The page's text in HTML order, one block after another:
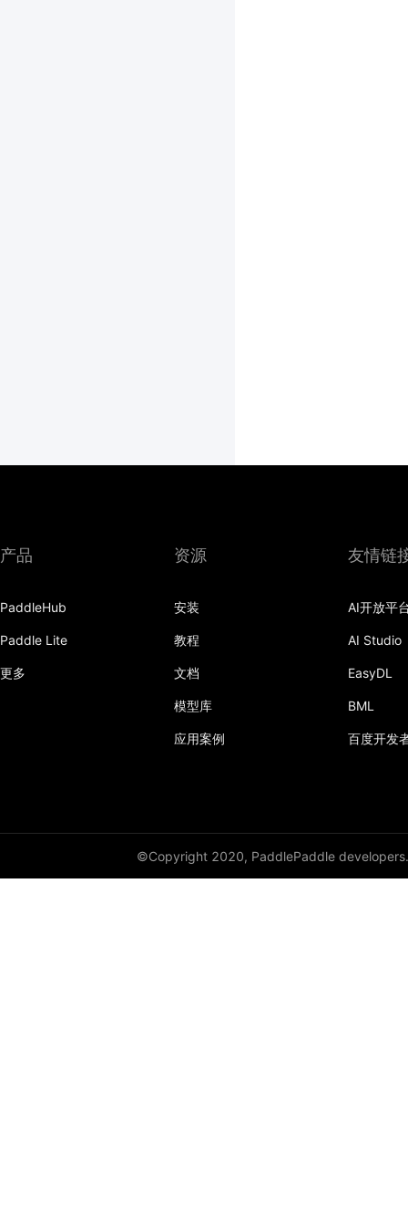
产品
PaddleHub
Paddle Lite
更多
资源
安装
教程
文档
模型库
应用案例
友情链
AI开放平
AI Studio
EasyDL
BML
百度开发
©Copyright 2020, PaddlePaddle developers.